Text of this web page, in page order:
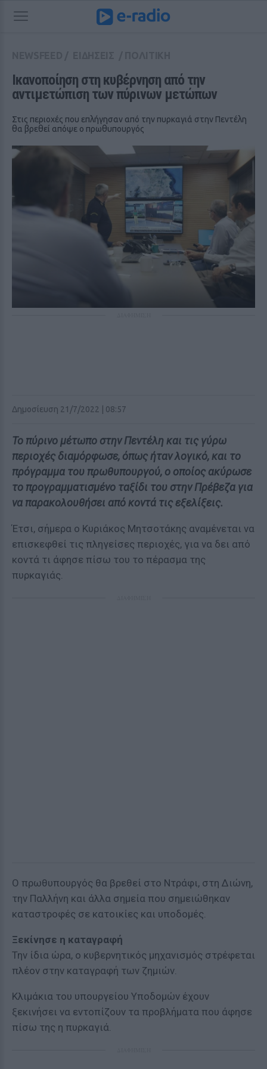
Ικανοποίηση στη κυβέρνηση από την
αντιμετώπιση των πύρινων μετώπων
Στις περιοχές που επλήγησαν από την πυρκαγιά στην Πεντέλη
θα βρεθεί απόψε ο πρωθυπουργός
Δημοσίευση 21/7/2022 | 08:57
Το πύρινο μέτωπο στην Πεντέλη και τις γύρω
περιοχές διαμόρφωσε, όπως ήταν λογικό, και το
πρόγραμμα του πρωθυπουργού, ο οποίος ακύρωσε
το προγραμματισμένο ταξίδι του στην Πρέβεζα για
να παρακολουθήσει από κοντά τις εξελίξεις.
Έτσι, σήμερα ο Κυριάκος Μητσοτάκης αναμένεται να
επισκεφθεί τις πληγείσες περιοχές, για να δει από
κοντά τι άφησε πίσω του το πέρασμα της
πυρκαγιάς.
Ο πρωθυπουργός θα βρεθεί στο Ντράφι, στη Διώνη,
την Παλλήνη και άλλα σημεία που σημειώθηκαν
καταστροφές σε κατοικίες και υποδομές.
Ξεκίνησε η καταγραφή
Την ίδια ώρα, ο κυβερνητικός μηχανισμός στρέφεται
πλέον στην καταγραφή των ζημιών.
Κλιμάκια του υπουργείου Υποδομών έχουν
ξεκινήσει να εντοπίζουν τα προβλήματα που άφησε
πίσω της η πυρκαγιά.